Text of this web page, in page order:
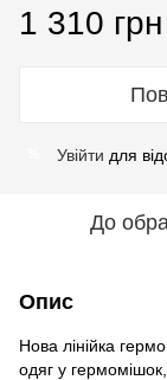
1 310 грн
Увійти для
До
Опис
Нова лінійка
одяг у